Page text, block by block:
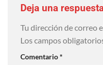
Deja una
Tu dirección de correo
Los campos
Comentario*